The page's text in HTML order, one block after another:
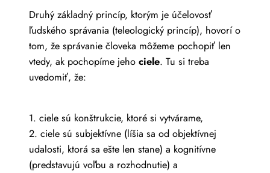
Druhý základný princíp, ktorým je účelovosť
ľudského správania (teleologický princíp), hovorí o
tom, že správanie človeka môžeme pochopiť len
vtedy, ak pochopíme jeho ciele. Tu si treba
uvedomiť, že:
1. ciele sú konštrukcie, ktoré si vytvárame,
2. ciele sú subjektívne (líšia sa od objektívnej
udalosti, ktorá sa ešte len stane) a kognitívne
(predstavujú voľbu a rozhodnutie) a